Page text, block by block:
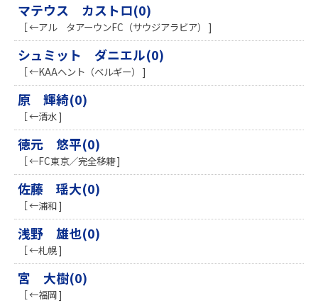
マテウス カストロ(0)
［ ←アル タアーウンFC（サウジアラビア） ]
シュミット ダニエル(0)
［ ←KAAヘント（ベルギー） ]
原 輝綺(0)
［ ←清水 ]
徳元 悠平(0)
［ ←FC東京／完全移籍 ]
佐藤 瑶大(0)
［ ←浦和 ]
浅野 雄也(0)
［ ←札幌 ]
宮 大樹(0)
［ ←福岡 ]